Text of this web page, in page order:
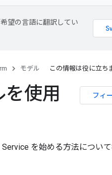
望の言語に翻訳してい
モデル この情報は役に立ち
フィ
使用
を始める方法について